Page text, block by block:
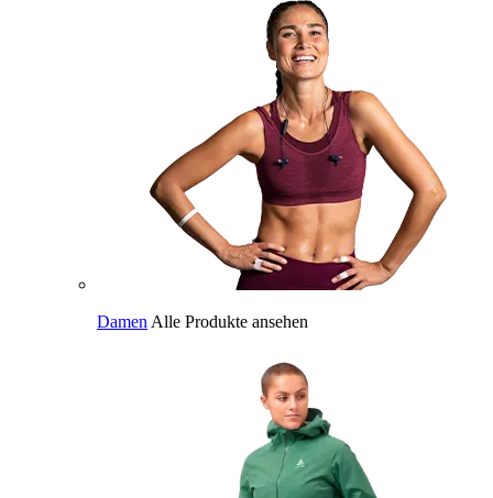
Damen Alle Produkte ansehen